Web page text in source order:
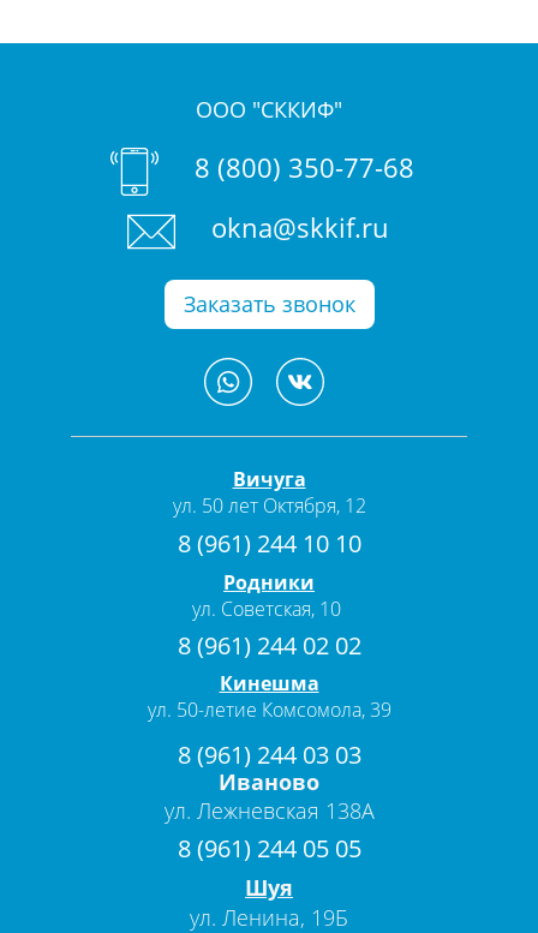
ООО "СККИФ"
8 (800) 350-77-68
okna@skkif.ru
Заказать звонок
Вичуга
ул. 50 лет Октября, 12
8 (961) 244 10 10
Родники
ул. Советская, 10
8 (961) 244 02 02
Кинешма
ул. 50-летие Комсомола, 39
8 (961) 244 03 03
Иваново
ул. Лежневская 138А
8 (961) 244 05 05
Шуя
ул. Ленина, 19Б